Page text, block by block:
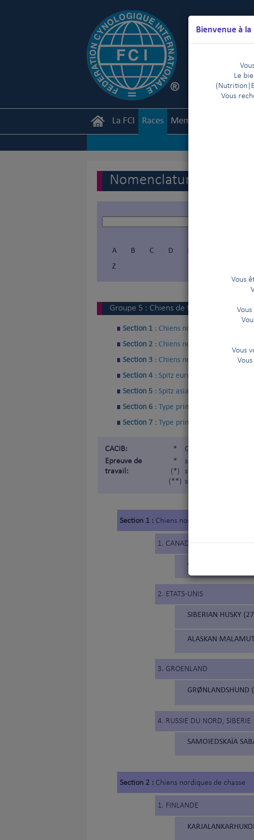
Bienvenue à
Le
(Nutrition
Vous
Vous êtes
Vous
Vous
La FCI Races Membres
Nomenclature des
A B C D E
Z
Groupe 5 : Chiens de type Spitz et de
Section 1 : Chiens nordiques de traîneau
Section 2 : Chiens nordiques de chasse
Section 3 : Chiens nordiques de garde
Section 4 : Spitz européens
Section 5 : Spitz asiatiques et races
Section 6 : Type primitif
Section 7 : Type primitif - Chiens de
CACIB: *
Certificat d'Aptitude
Epreuve de
travail:
*
(*)
(**)
soumis à épreuve
soumis à épreuve,
soumis à épreuve,
Section 1 : Chiens nordiques de traîneau
1. CANADA
CANADIAN ESKIMO
2. ETATS-UNIS
SIBERIAN HUSKY
ALASKAN
3. GROENLAND
GRØNLANDSHUND
4. RUSSIE DU NORD, SIBERIE
SAMOIEDSKAÏA
Section 2 : Chiens nordiques de chasse
1. FINLANDE